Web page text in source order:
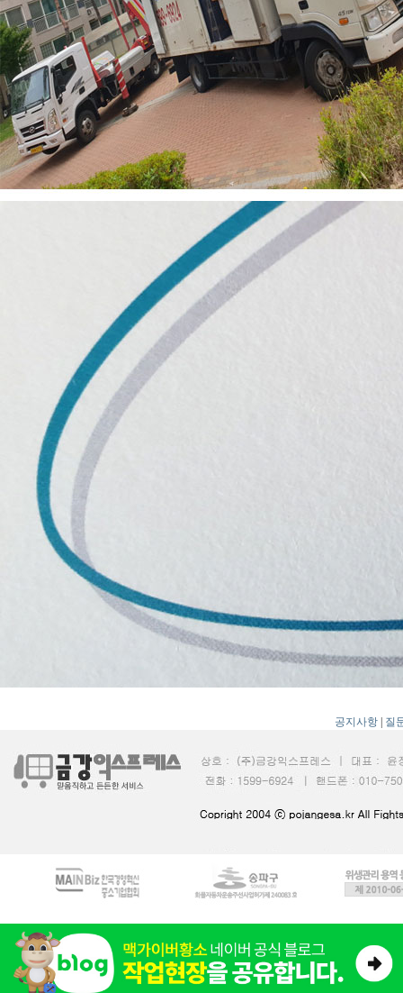
공지사항 | 질